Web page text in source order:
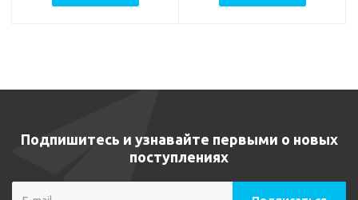
Подпишитесь и узнавайте первыми о новых
поступлениях